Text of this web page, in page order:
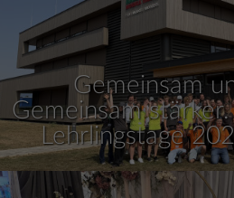
Gemeinsam
Gemeinsam
Lehrlingstage